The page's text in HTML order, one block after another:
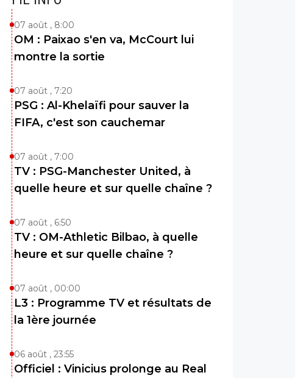
07 août , 8:00
OM : Paixao s'en va, McCourt lui
montre la sortie
07 août , 7:20
PSG : Al-Khelaïfi pour sauver la
FIFA, c'est son cauchemar
07 août , 7:00
TV : PSG-Manchester United, à
quelle heure et sur quelle chaîne ?
07 août , 6:50
TV : OM-Athletic Bilbao, à quelle
heure et sur quelle chaîne ?
07 août , 00:00
L3 : Programme TV et résultats de
la 1ère journée
06 août , 23:55
Officiel : Vinicius prolonge au Real